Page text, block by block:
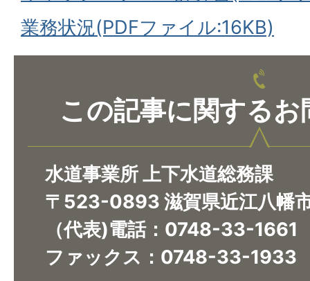
業務状況(PDFファイル:16KB)
この記事に関するお
水道事業所 上下水道総務課
〒523-0893 滋賀県近江八幡
（代表)電話：0748-33-1661
ファックス：0748-33-1933